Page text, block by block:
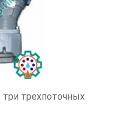
три трехпоточных